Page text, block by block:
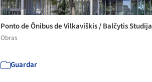
Ponto de Ônibus de Vilkaviškis / Balčytis Studija
Obras
Guardar